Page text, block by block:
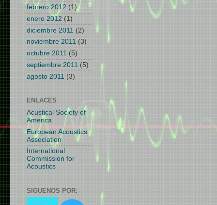
febrero 2012 (1)
enero 2012 (1)
diciembre 2011 (2)
noviembre 2011 (3)
octubre 2011 (5)
septiembre 2011 (5)
agosto 2011 (3)
ENLACES
Acustical Society of
America
European Acoustics
Association
International
Commission for
Acoustics
SIGUENOS POR: